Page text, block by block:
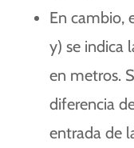
En cambio,
y) se indica
en metros.
diferencia
entrada de